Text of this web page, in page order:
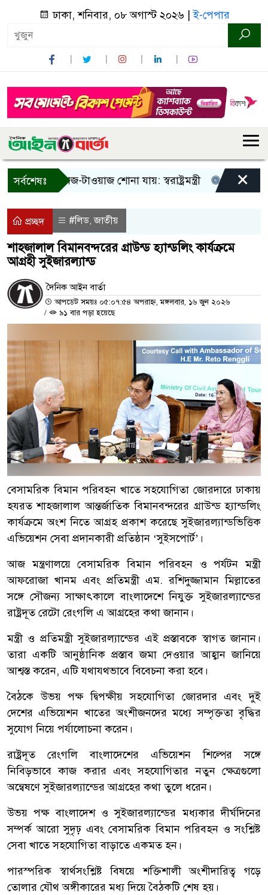
ঢাকা, শনিবার, ০৮ অগাস্ট ২০২৬ |ই-পেপার
সর্বশেষঃ
শুধু আওয়াজ-টাওয়াজ শোনা যায়: স্বরাষ্ট্রমন্ত্রী তিন দিনের
×
প্রচ্ছদ #লিড,জাতীয়
শাহজালাল বিমানবন্দরের গ্রাউন্ড হ্যান্ডলিং কার্যক্রমে
আগ্রহী সুইজারল্যান্ড
দৈনিক আইন বার্তা
আপডেট সময়ঃ ০৫:০৭:৫৪ অপরাহ্ন, মঙ্গলবার, ১৬ জুন ২০২৬
/
৯১ বার পড়া হয়েছে
বেসামরিক বিমান পরিবহন খাতে সহযোগিতা জোরদারে ঢাকায়
হযরত শাহজালাল আন্তর্জাতিক বিমানবন্দরের গ্রাউন্ড হ্যান্ডলিং
কার্যক্রমে অংশ নিতে আগ্রহ প্রকাশ করেছে সুইজারল্যান্ডভিত্তিক
এভিয়েশন সেবা প্রদানকারী প্রতিষ্ঠান ‘সুইসপোর্ট’।
আজ মন্ত্রণালয়ে বেসামরিক বিমান পরিবহন ও পর্যটন মন্ত্রী
আফরোজা খানম এবং প্রতিমন্ত্রী এম. রশিদুজ্জামান মিল্লাতের
সঙ্গে সৌজন্য সাক্ষাৎকালে বাংলাদেশে নিযুক্ত সুইজারল্যান্ডের
রাষ্ট্রদূত রেটো রেংগলি এ আগ্রহের কথা জানান।
মন্ত্রী ও প্রতিমন্ত্রী সুইজারল্যান্ডের এই প্রস্তাবকে স্বাগত জানান।
তারা একটি আনুষ্ঠানিক প্রস্তাব জমা দেওয়ার আহ্বান জানিয়ে
আশ্বস্ত করেন, এটি যথাযথভাবে বিবেচনা করা হবে।
বৈঠকে উভয় পক্ষ দ্বিপক্ষীয় সহযোগিতা জোরদার এবং দুই
দেশের এভিয়েশন খাতের অংশীজনদের মধ্যে সম্পৃক্ততা বৃদ্ধির
সুযোগ নিয়ে পর্যালোচনা করেন।
রাষ্ট্রদূত রেংগলি বাংলাদেশের এভিয়েশন শিল্পের সঙ্গে
নিবিড়ভাবে কাজ করার এবং সহযোগিতার নতুন ক্ষেত্রগুলো
অন্বেষণে সুইজারল্যান্ডের আগ্রহের কথা তুলে ধরেন।
উভয় পক্ষ বাংলাদেশ ও সুইজারল্যান্ডের মধ্যকার দীর্ঘদিনের
সম্পর্ক আরো সুদৃঢ় এবং বেসামরিক বিমান পরিবহন ও সংশ্লিষ্ট
সেবা খাতে সহযোগিতা বাড়াতে একমত হন।
পারস্পরিক স্বার্থসংশ্লিষ্ট বিষয়ে শক্তিশালী অংশীদারিত্ব গড়ে
তোলার যৌথ অঙ্গীকারের মধ্য দিয়ে বৈঠকটি শেষ হয়।